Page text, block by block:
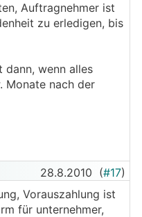
Auftragnehmer ist
zu erledigen, bis
dann, wenn alles
Monate nach der
28.8.2010 (#17)
Vorauszahlung ist
für unternehmer,